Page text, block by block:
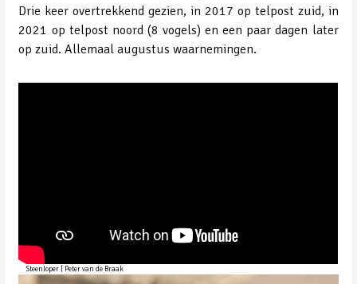
Drie keer overtrekkend gezien, in 2017 op telpost zuid, in
2021 op telpost noord (8 vogels) en een paar dagen later
op zuid. Allemaal augustus waarnemingen.
Steenloper | Peter van de Braak